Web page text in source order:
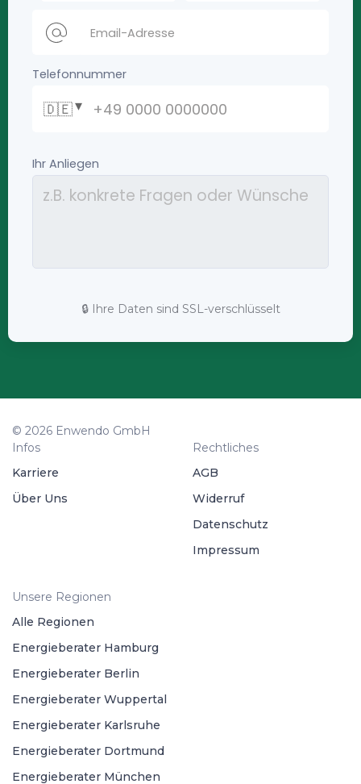
🔒 Ihre Daten sind SSL-verschlüsselt
© 2026 Enwendo GmbH
Infos
Karriere
Über Uns
Rechtliches
AGB
Widerruf
Datenschutz
Impressum
Unsere Regionen
Alle Regionen
Energieberater Hamburg
Energieberater Berlin
Energieberater Wuppertal
Energieberater Karlsruhe
Energieberater Dortmund
Energieberater München